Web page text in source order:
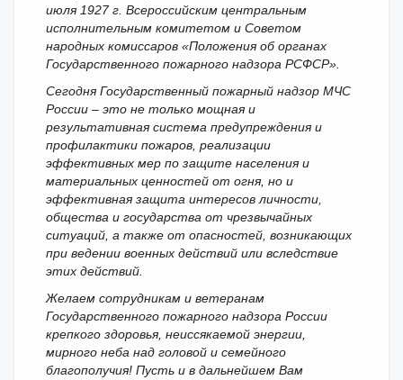
июля 1927 г. Всероссийским центральным
исполнительным комитетом и Советом
народных комиссаров «Положения об органах
Государственного пожарного надзора РСФСР».
Сегодня Государственный пожарный надзор МЧС
России – это не только мощная и
результативная система предупреждения и
профилактики пожаров, реализации
эффективных мер по защите населения и
материальных ценностей от огня, но и
эффективная защита интересов личности,
общества и государства от чрезвычайных
ситуаций, а также от опасностей, возникающих
при ведении военных действий или вследствие
этих действий.
Желаем сотрудникам и ветеранам
Государственного пожарного надзора России
крепкого здоровья, неиссякаемой энергии,
мирного неба над головой и семейного
благополучия! Пусть и в дальнейшем Вам